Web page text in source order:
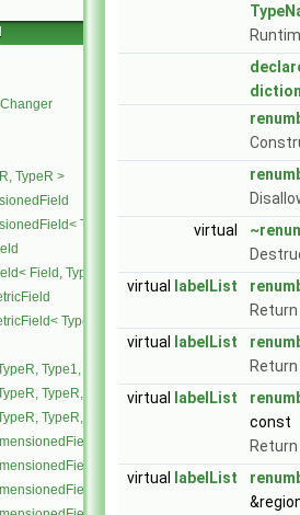
TypeR >
TypeR, TypeR, GeoMesh >
Field, TypeR, TypeR >
TypeR, TypeR, PatchField, GeoMesh >
Type1, Type12, TypeR >
TypeR, TypeR, Type2 >
TypeR, TypeR, TypeR >
TypeR, Type1, TypeR, GeoMesh
TypeR, TypeR, Type2, GeoMesh
virtual
virtual
labelList
virtual
labelList
virtual
labelList
const
virtual
labelList